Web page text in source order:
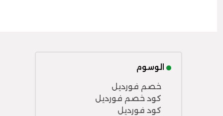
الوسوم
خصم فورديل
كود خصم فورديل
كود فورديل